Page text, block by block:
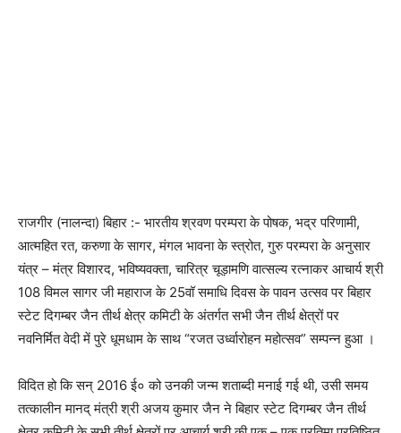
राजगीर (नालन्दा) बिहार :- भारतीय श्रवण परम्परा के पोषक, भद्र परिणामी,
आत्महित रत, करुणा के सागर, मंगल भावना के स्त्रोत, गुरु परम्परा के अनुसार
यंत्र – मंत्र विशारद, भविष्यवक्ता, चारित्र चूड़ामणि वात्सल्य रत्नाकर आचार्य श्री
108 विमल सागर जी महाराज के 25वॉ समाधि दिवस के पावन उत्सव पर बिहार
स्टेट दिगम्बर जैन तीर्थ क्षेत्र कमिटी के अंतर्गत सभी जैन तीर्थ क्षेत्रों पर
नवनिर्मित वेदी में पुरे धूमधाम के साथ “रजत उर्ध्वारोहन महोत्सव” सम्पन्न हुआ ।
विदित हो कि सन् 2016 ई० को उनकी जन्म शताब्दी मनाई गई थी, उसी समय
तत्कालीन मानद् मंत्री श्री अजय कुमार जैन ने बिहार स्टेट दिगम्बर जैन तीर्थ